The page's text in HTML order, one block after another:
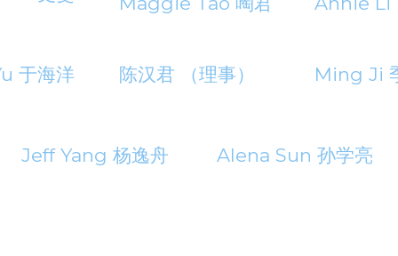
于海洋 陈汉君 （理事） Ming Ji
Jeff Yang 杨逸舟 Alena Sun 孙学亮